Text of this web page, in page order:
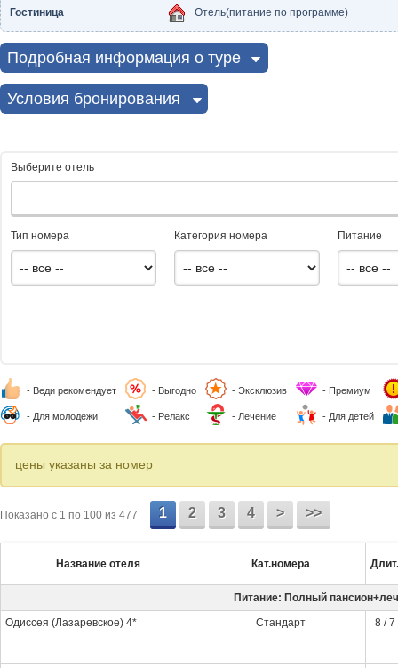
Гостиница Отель(питание по программе)
Подробная информация о туре
Условия бронирования
Выберите отель
Тип номера Категория номера Питание
- Веди рекомендует - Выгодно - Эксклюзив - Премиум
- Для молодежи - Релакс - Лечение - Для детей
цены указаны за номер
Показано c 1 по 100 из 477 1 2 3 4 > >>
Название отеля Кат.номера Длит.
Питание: Полный
Одиссея (Лазаревское) 4*
Стандарт 8 / 7